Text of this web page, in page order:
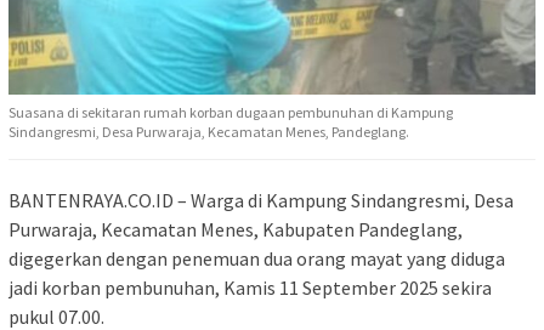
Suasana di sekitaran rumah korban dugaan pembunuhan di Kampung
Sindangresmi, Desa Purwaraja, Kecamatan Menes, Pandeglang.
BANTENRAYA.CO.ID – Warga di Kampung Sindangresmi, Desa
Purwaraja, Kecamatan Menes, Kabupaten Pandeglang,
digegerkan dengan penemuan dua orang mayat yang diduga
jadi korban pembunuhan, Kamis 11 September 2025 sekira
pukul 07.00.